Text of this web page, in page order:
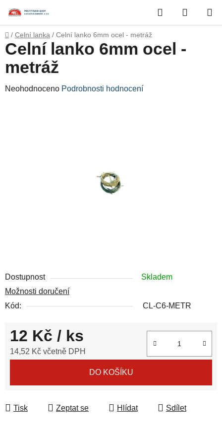
obsah
Hledat
KOŠÍK
Domů
/ Celní lanka / Celní lanko 6mm ocel - metráž
Dostupnost
Skladem
Možnosti doručení
Kód:
CL-C6-METR
12 Kč / ks
14,52 Kč včetně DPH
DO KOŠÍKU
Tisk Zeptat se Hlídat Sdílet
Celní lanko 6mm ocel -
metráž
Průměrné
Neohodnoceno Podrobnosti hodnocení